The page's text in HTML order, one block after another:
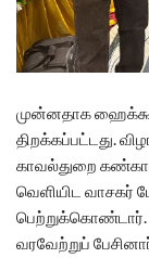
முன்னதாக
திறக்கப்பட்டது.
காவல்துறை
வெளியிட வாசகர்
பெற்றுக்கொண்டார்.
வரவேற்றுப்